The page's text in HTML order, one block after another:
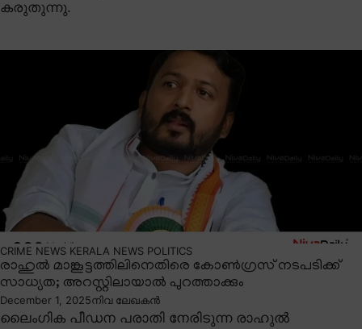
കരുതുന്നു.
CRIME NEWS KERALA NEWS POLITICS
രാഹുൽ മാങ്കൂട്ടത്തിലിനെതിരെ കോൺഗ്രസ് നടപടിക്ക്
സാധ്യത; അറസ്റ്റിലായാൽ പുറത്താക്കും
December 1, 2025നിവ ലേഖകൻ
ലൈംഗിക പീഡന പരാതി നേരിടുന്ന രാഹുൽ